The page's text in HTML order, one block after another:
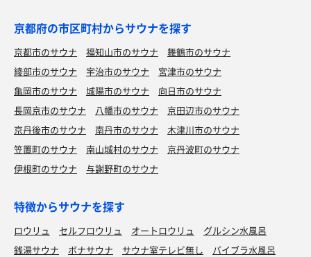
京都府の市区町村からサウナを探す
京都市のサウナ 福知山市のサウナ
舞鶴市のサウナ
綾部市のサウナ
宇治市のサウナ
宮津市のサウナ
亀岡市のサウナ
城陽市のサウナ
向日市のサウナ
長岡京市のサウナ
八幡市のサウナ
京田辺市のサウナ
京丹後市のサウナ
南丹市のサウナ
木津川市のサウナ
笠置町のサウナ
南山城村のサウナ
京丹波町のサウナ
伊根町のサウナ
与謝野町のサウナ
特徴からサウナを探す
ロウリュ セルフロウリュ オートロウリュ
グルシン水風呂
銭湯サウナ
ボナサウナ サウナ室テレビ無し
バイブラ水風呂